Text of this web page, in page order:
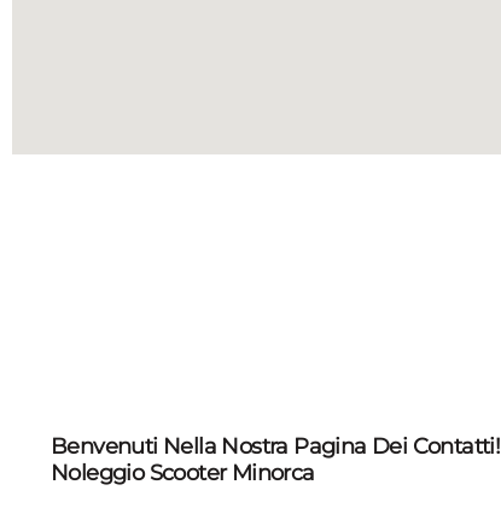
Benvenuti Nella Nostra Pagina Dei Contatti!
Noleggio Scooter Minorca